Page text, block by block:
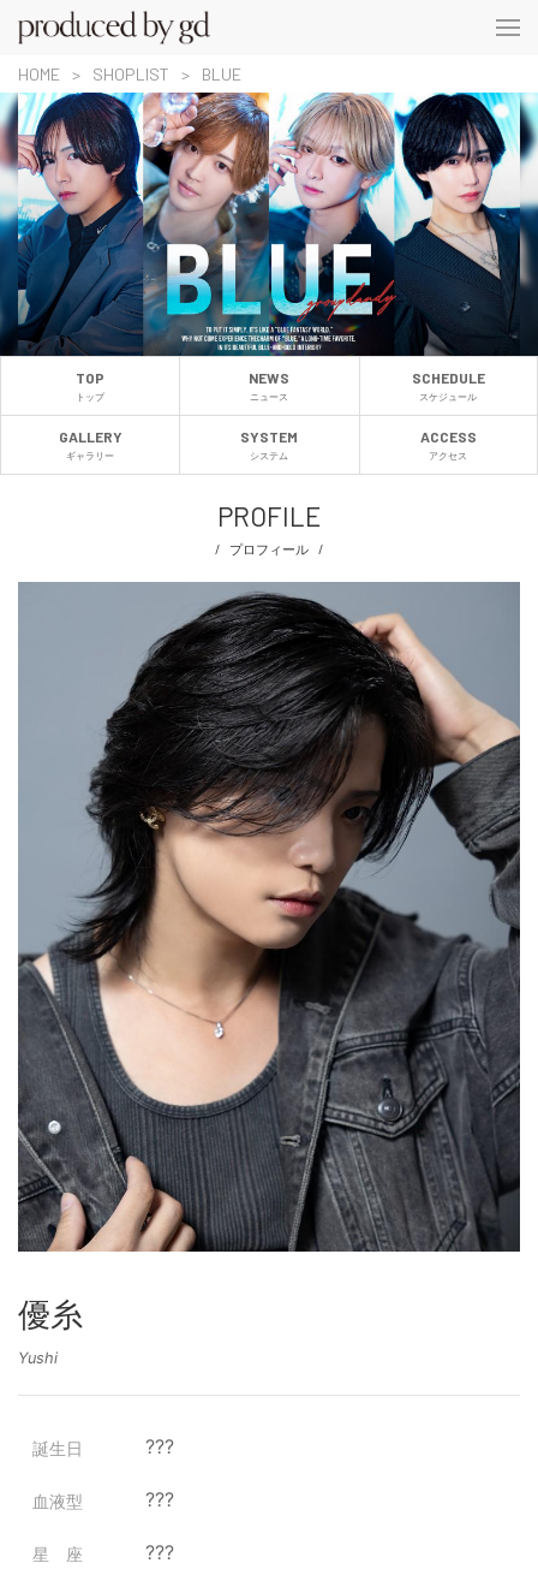
HOME SHOPLIST BLUE
TOP
トップ
NEWS
ニュース
SCHEDULE
スケジュール
GALLERY
ギャラリー
SYSTEM
システム
ACCESS
アクセス
PROFILE
プロフィール
優糸
Yushi
誕生日 ???
血液型 ???
星 座 ???